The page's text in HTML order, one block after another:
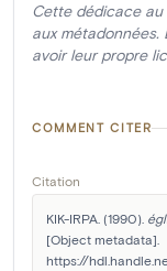
Cette dédicace au
aux
avoir leur propre
COMMENT CITER
Citation
KIK-IRPA. (1990).
[Object metadata].
https://